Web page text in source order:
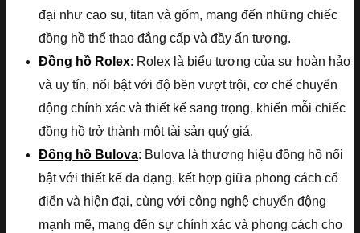
đại như cao su, titan và gốm, mang đến những chiếc
đồng hồ thể thao đẳng cấp và đầy ấn tượng.
Đồng hồ Rolex: Rolex là biểu tượng của sự hoàn hảo
và uy tín, nổi bật với độ bền vượt trội, cơ chế chuyển
động chính xác và thiết kế sang trọng, khiến mỗi chiếc
đồng hồ trở thành một tài sản quý giá.
Đồng hồ Bulova: Bulova là thương hiệu đồng hồ nổi
bật với thiết kế đa dạng, kết hợp giữa phong cách cổ
điển và hiện đại, cùng với công nghệ chuyển động
mạnh mẽ, mang đến sự chính xác và phong cách cho